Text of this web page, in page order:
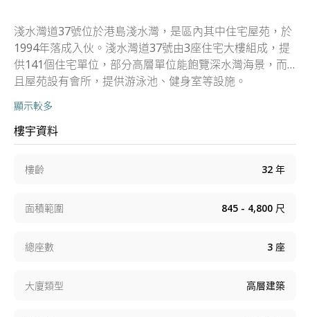
淺水灣道37號位於港島淺水灣，是區內其中住宅屋苑，於
1994年落成入伙。淺水灣道37號由3座住宅大樓組成，提
供141個住宅單位，部分高層單位能飽覽深水灣海景，而
且屋苑設有會所，提供游泳池、健身室等設施。
顯示較多
樓宇資料
樓齡 32 年
面積範圍 845 - 4,800 尺
總座數 3 座
大廈類型 高層建築